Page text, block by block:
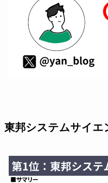
東邦システムサイエ